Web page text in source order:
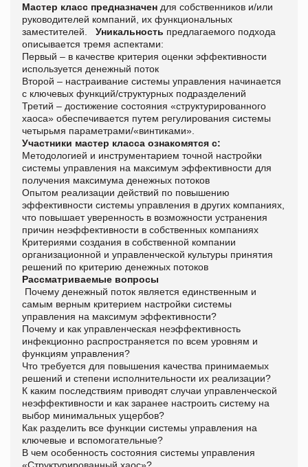
Мастер класс предназначен для собственников и/или
руководителей компаний, их функциональных
заместителей.
Уникальность предлагаемого подхода
описывается тремя аспектами:
Первый – в качестве критерия оценки эффективности
используется денежный поток
Второй – настраивание системы управления начинается
с ключевых функций/структурных подразделений
Третий – достижение состояния «структурированного
хаоса» обеспечивается путем регулирования системы
четырьмя параметрами/«винтиками».
Участники мастер класса ознакомятся с:
Методологией и инструментарием точной настройки
системы управления на максимум эффективности для
получения максимума денежных потоков
Опытом реализации действий по повышению
эффективности системы управления в других компаниях,
что повышает уверенность в возможности устранения
причин неэффективности в собственных компаниях
Критериями создания в собственной компании
организационной и управленческой культуры принятия
решений по критерию денежных потоков
Рассматриваемые вопросы
Почему денежный поток является единственным и
самым верным критерием настройки системы
управления на максимум эффективности?
Почему и как управленческая неэффективность
инфекционно распространяется по всем уровням и
функциям управления?
Что требуется для повышения качества принимаемых
решений и степени исполнительности их реализации?
К каким последствиям приводят случаи управленческой
неэффективности и как заранее настроить систему на
выбор минимальных ущербов?
Как разделить все функции системы управления на
ключевые и вспомогательные?
В чем особенность состояния системы управления
«Структурированный хаос»?